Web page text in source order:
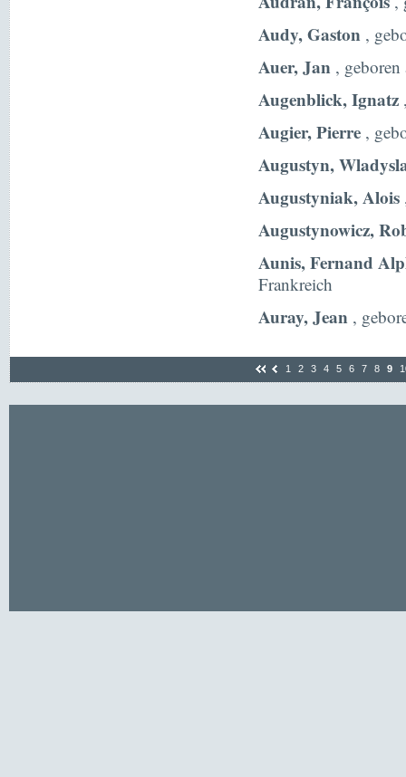
Audy, Gaston ,
Auer, Jan ,
Augenblick, Ignatz
Augier, Pierre ,
Augustyn,
Augustyniak, Alois
Augustynowicz,
Aunis, Fernand
Frankreich
Auray, Jean ,
1 2 3 4 5 6 7 8 9